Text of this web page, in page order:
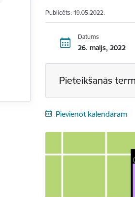
Publicēts: 19.05.2022.
Datums
26. maijs, 2022
Pieteikšanās
Pievienot kalendāram